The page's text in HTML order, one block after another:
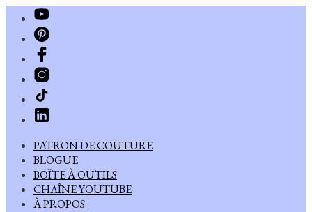
PATRON DE COUTURE
BLOGUE
BOÎTE À OUTILS
CHAÎNE YOUTUBE
À PROPOS